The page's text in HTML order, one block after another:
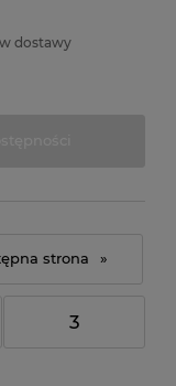
dostawy
3
»